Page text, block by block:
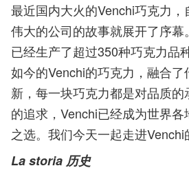
最近国内大火的Venchi巧克力
伟大的公司的故事就展开了序
已经生产了超过350种巧克力品
如今的Venchi的巧克力，融合
新，每一块巧克力都是对品质
的追求，Venchi已经成为世界
之选。我们今天一起走进Venchi
La storia 历史